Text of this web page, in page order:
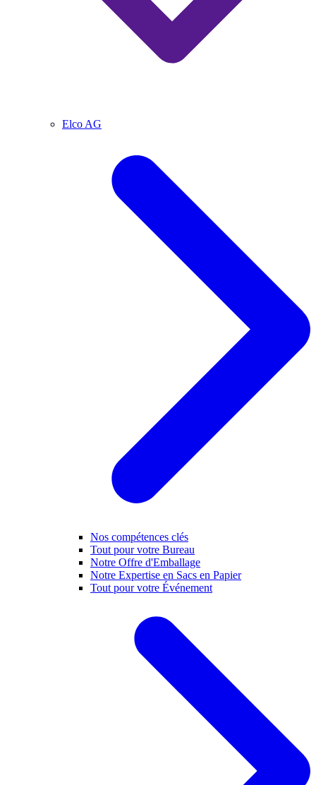
Elco AG
Nos compétences clés
Tout pour votre Bureau
Notre Offre d'Emballage
Notre Expertise en Sacs en Papier
Tout pour votre Événement